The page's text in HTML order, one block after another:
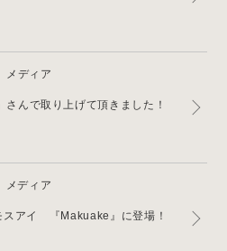
メディア
さんで取り上げて頂きました！
メディア
スアイ 『Makuake』に登場！